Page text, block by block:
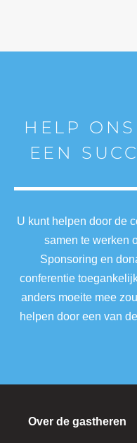
HELP
EEN
U kunt helpen door de
samen te werken
Sponsoring en
conferentie
anders moeite mee
helpen door een van
Over de gastheren